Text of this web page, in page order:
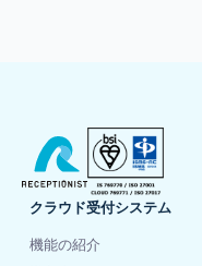
クラウド受付システム
機能の紹介